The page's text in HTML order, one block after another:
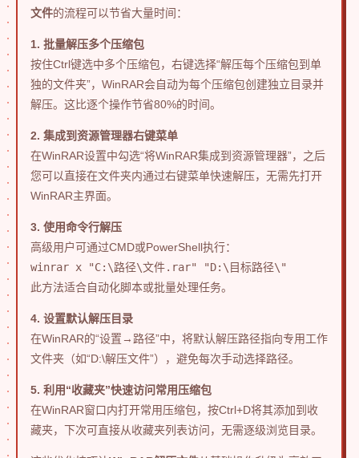
文件的流程可以节省大量时间：
1. 批量解压多个压缩包
按住Ctrl键选中多个压缩包，右键选择“解压每个压缩包到单
独的文件夹”，WinRAR会自动为每个压缩包创建独立目录并
解压。这比逐个操作节省80%的时间。
2. 集成到资源管理器右键菜单
在WinRAR设置中勾选“将WinRAR集成到资源管理器”，之后
您可以直接在文件夹内通过右键菜单快速解压，无需先打开
WinRAR主界面。
3. 使用命令行解压
高级用户可通过CMD或PowerShell执行：
winrar x "C:\路径\文件.rar" "D:\目标路径\"
此方法适合自动化脚本或批量处理任务。
4. 设置默认解压目录
在WinRAR的“设置→路径”中，将默认解压路径指向专用工作
文件夹（如“D:\解压文件”），避免每次手动选择路径。
5. 利用“收藏夹”快速访问常用压缩包
在WinRAR窗口内打开常用压缩包，按Ctrl+D将其添加到收
藏夹，下次可直接从收藏夹列表访问，无需逐级浏览目录。